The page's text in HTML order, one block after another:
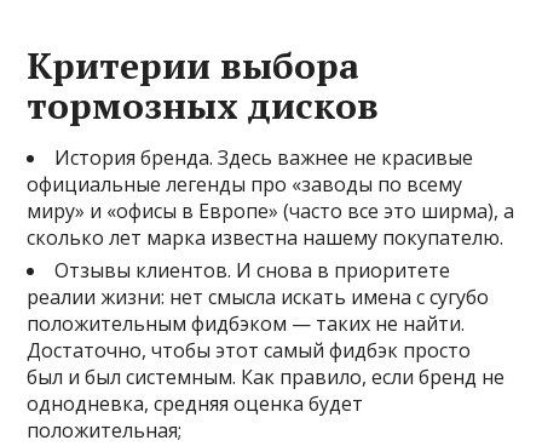
Критерии выбора
тормозных дисков
История бренда. Здесь важнее не красивые
официальные легенды про «заводы по всему
миру» и «офисы в Европе» (часто все это ширма), а
сколько лет марка известна нашему покупателю.
Отзывы клиентов. И снова в приоритете
реалии жизни: нет смысла искать имена с сугубо
положительным фидбэком — таких не найти.
Достаточно, чтобы этот самый фидбэк просто
был и был системным. Как правило, если бренд не
однодневка, средняя оценка будет
положительная;